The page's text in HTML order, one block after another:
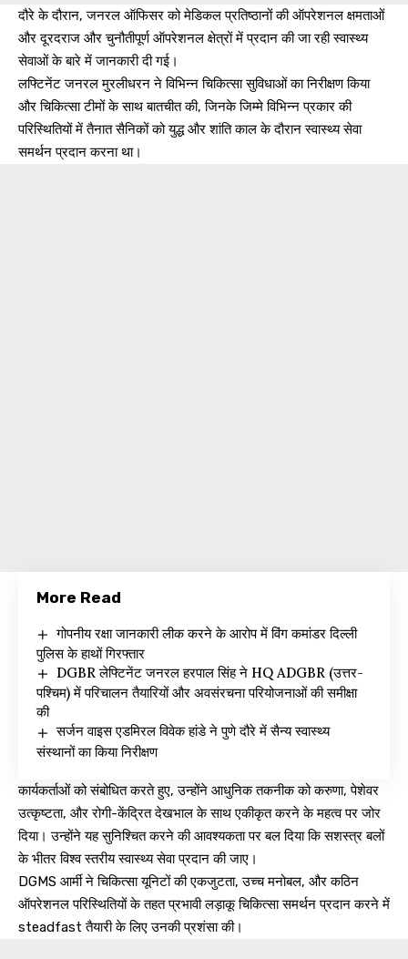
दौरे के दौरान, जनरल ऑफिसर को मेडिकल प्रतिष्ठानों की ऑपरेशनल क्षमताओं
और दूरदराज और चुनौतीपूर्ण ऑपरेशनल क्षेत्रों में प्रदान की जा रही स्वास्थ्य
सेवाओं के बारे में जानकारी दी गई।
लफ्टिनेंट जनरल मुरलीधरन ने विभिन्न चिकित्सा सुविधाओं का निरीक्षण किया
और चिकित्सा टीमों के साथ बातचीत की, जिनके जिम्मे विभिन्न प्रकार की
परिस्थितियों में तैनात सैनिकों को युद्ध और शांति काल के दौरान स्वास्थ्य सेवा
समर्थन प्रदान करना था।
More Read
गोपनीय रक्षा जानकारी लीक करने के आरोप में विंग कमांडर दिल्ली
पुलिस के हाथों गिरफ्तार
DGBR लेफ्टिनेंट जनरल हरपाल सिंह ने HQ ADGBR (उत्तर-
पश्चिम) में परिचालन तैयारियों और अवसंरचना परियोजनाओं की समीक्षा
की
सर्जन वाइस एडमिरल विवेक हांडे ने पुणे दौरे में सैन्य स्वास्थ्य
संस्थानों का किया निरीक्षण
कार्यकर्ताओं को संबोधित करते हुए, उन्होंने आधुनिक तकनीक को करुणा, पेशेवर
उत्कृष्टता, और रोगी-केंद्रित देखभाल के साथ एकीकृत करने के महत्व पर जोर
दिया। उन्होंने यह सुनिश्चित करने की आवश्यकता पर बल दिया कि सशस्त्र बलों
के भीतर विश्व स्तरीय स्वास्थ्य सेवा प्रदान की जाए।
DGMS आर्मी ने चिकित्सा यूनिटों की एकजुटता, उच्च मनोबल, और कठिन
ऑपरेशनल परिस्थितियों के तहत प्रभावी लड़ाकू चिकित्सा समर्थन प्रदान करने में
steadfast तैयारी के लिए उनकी प्रशंसा की।